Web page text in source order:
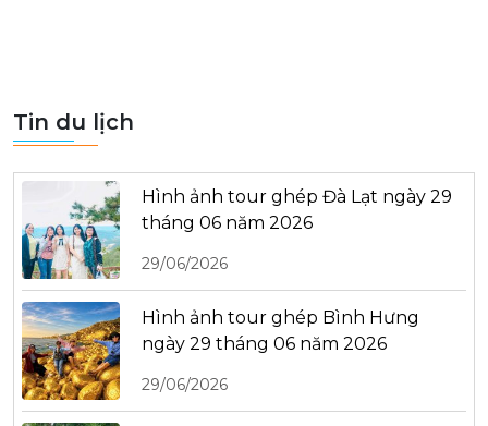
Tin du lịch
Hình ảnh tour ghép Đà Lạt ngày 29
tháng 06 năm 2026
29/06/2026
Hình ảnh tour ghép Bình Hưng
ngày 29 tháng 06 năm 2026
29/06/2026